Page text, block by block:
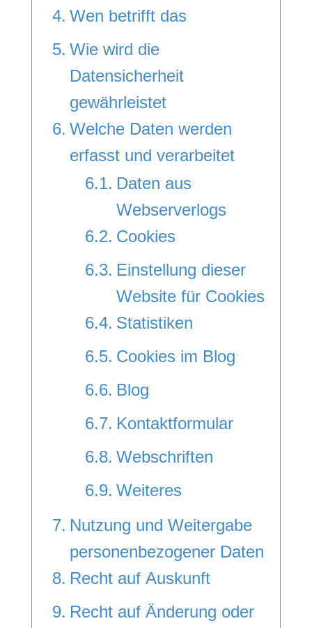
Wen betrifft das
Wie wird die
Datensicherheit
gewährleistet
Welche Daten werden
erfasst und verarbeitet
Daten aus
Webserverlogs
Cookies
Einstellung dieser
Website für Cookies
Statistiken
Cookies im Blog
Blog
Kontaktformular
Webschriften
Weiteres
Nutzung und Weitergabe
personenbezogener Daten
Recht auf Auskunft
Recht auf Änderung oder